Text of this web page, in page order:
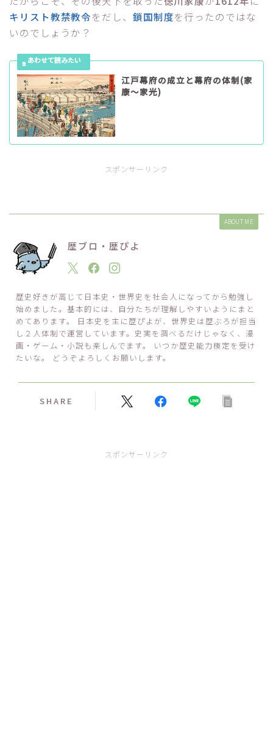
キリスト教禁教令をだし、 鎖国制度を行ったのではな
いのでしょうか？
江戸幕府の成立と幕府の体制(家
康～家光)
スポンサーリンク
ABOUT ME
歴ブロ・歴ぴよ
歴史好きが高じて日本史・世界史を社会人になってから勉強し
始めました。基本的には、自分たちが理解しやすいようにまと
めてあります。 日本史を主に歴ぴよが、世界史は歴ぶろが担当
し２人体制で運営しています。史実を調べるだけじゃなく、漫
画・ゲーム・小説も楽しんでます。 いつか歴史能力検定を受け
たいな。 どうぞよろしくお願いします。
SHARE
スポンサーリンク